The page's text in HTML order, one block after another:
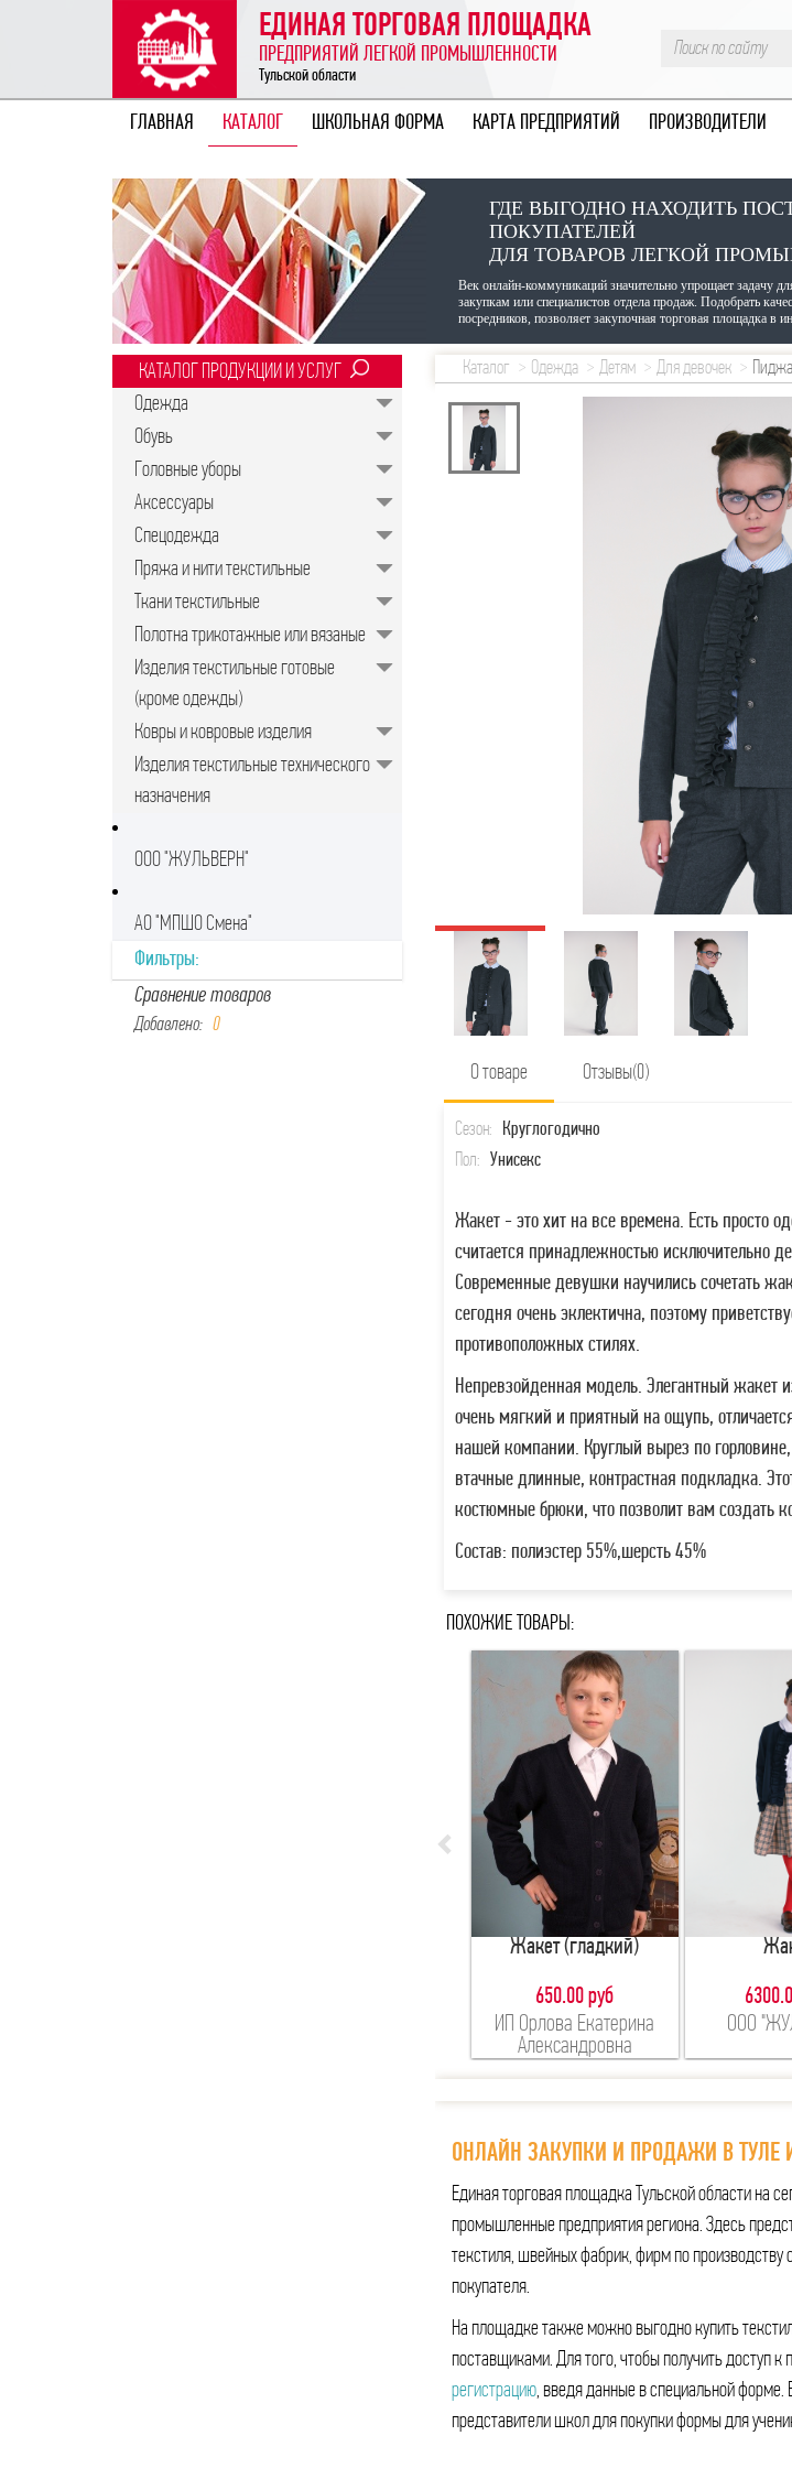
ЕДИНАЯ ТОРГОВАЯ ПЛОЩАДКА
ПРЕДПРИЯТИЙ ЛЕГКОЙ ПРОМЫШЛЕННОСТИ
Тульской области
ГЛАВНАЯ КАТАЛОГ ШКОЛЬНАЯ ФОРМА КАРТА ПРЕДПРИЯТИЙ ПРОИЗВОДИТЕЛИ
ГДЕ ВЫГОДНО НАХОДИТЬ
ПОКУПАТЕЛЕЙ
ДЛЯ ТОВАРОВ ЛЕГКОЙ
Век онлайн-коммуникаций значительно упрощает задачу
закупкам или специалистов отдела продаж. Подобрать
посредников, позволяет закупочная торговая площадка в
КАТАЛОГ ПРОДУКЦИИ И УСЛУГ
Одежда
Обувь
Головные уборы
Аксессуары
Спецодежда
Пряжа и нити текстильные
Ткани текстильные
Полотна трикотажные или вязаные
Изделия текстильные готовые
(кроме одежды)
Ковры и ковровые изделия
Изделия текстильные технического
назначения
ООО "ЖУЛЬВЕРН"
АО "МПШО Смена"
Фильтры:
Сравнение товаров
Добавлено: 0
Каталог Одежда Детям Для девочек
О товаре Отзывы(0)
Сезон: Круглогодично
Пол: Унисекс
Жакет - это хит на все времена. Есть просто
считается принадлежностью исключительно
Современные девушки научились сочетать
сегодня очень эклектична, поэтому
противоположных стилях.
Непревзойденная модель. Элегантный жакет
очень мягкий и приятный на ощупь,
нашей компании. Круглый вырез по
втачные длинные, контрастная подкладка.
костюмные брюки, что позволит вам создать
Состав: полиэстер 55%,шерсть 45%
ПОХОЖИЕ ТОВАРЫ:
Жакет (гладкий)
650.00 руб
ИП Орлова Екатерина
Александровна
ООО
ОНЛАЙН ЗАКУПКИ И ПРОДАЖИ В ТУЛЕ
Единая торговая площадка Тульской области на
промышленные предприятия региона. Здесь
текстиля, швейных фабрик, фирм по производству
покупателя.
На площадке также можно выгодно купить
поставщиками. Для того, чтобы получить доступ
регистрацию, введя данные в специальной форме.
представители школ для покупки формы для